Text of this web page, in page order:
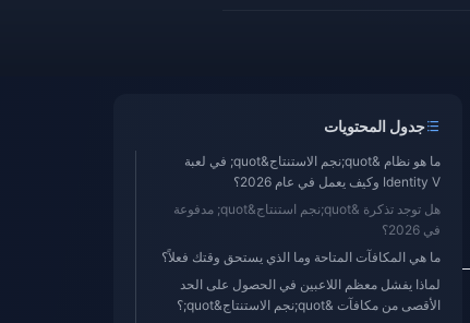
جدول المحتويات
ما هو نظام &quot;نجم الاستنتاج&quot; في لعبة
Identity V وكيف يعمل في عام 2026؟
هل توجد تذكرة &quot;نجم استنتاج&quot; مدفوعة
في 2026؟
ما هي المكافآت المتاحة وما الذي يستحق وقتك فعلاً؟
لماذا يفشل معظم اللاعبين في الحصول على الحد
الأقصى من مكافآت &quot;نجم الاستنتاج&quot;؟